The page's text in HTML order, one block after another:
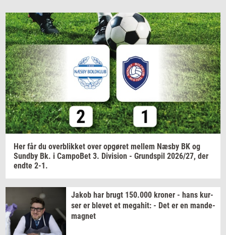
Navn
Jeg vil gerne modtage et nyhedsoverblik, samt
relevante tilbud og brugerfordele på mail. Det er altid
muligt at afmelde.
Privatlivspolitik.
Her får du over­blik­ket over op­gø­ret mel­lem Næsby BK og
Sund­by Bk. i Cam­po­Bet 3. Di­vi­sion - Grund­spil 2026/27, der
endte 2-1.
Jakob har brugt 150.000 kro­ner - hans kur­
ser er ble­vet et me­ga­hit: - Det er en mande-​
magnet